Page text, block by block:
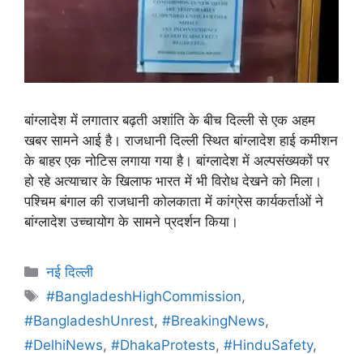
बांग्लादेश में लगातार बढ़ती अशांति के बीच दिल्ली से एक अहम
खबर सामने आई है। राजधानी दिल्ली स्थित बांग्लादेश हाई कमीशन
के बाहर एक नोटिस लगाया गया है। बांग्लादेश में अल्पसंख्यकों पर
हो रहे अत्याचार के खिलाफ भारत में भी विरोध देखने को मिला।
पश्चिम बंगाल की राजधानी कोलकाता में कांग्रेस कार्यकर्ताओं ने
बांग्लादेश उच्चायोग के सामने प्रदर्शन किया।
नई दिल्ली
#BangladeshHighCommission,
#BangladeshUnrest, #BreakingNews,
#DelhiNews, #DhakaProtests, #HinduSafety,